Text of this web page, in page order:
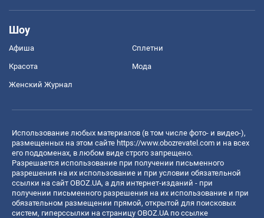
Шоу
Афиша Сплетни
Красота Мода
Женский Журнал
Использование любых материалов (в том числе фото- и видео-),
размещенных на этом сайте https://www.obozrevatel.com и на всех
его поддоменах, в любом виде строго запрещено.
Разрешается использование при получении письменного
разрешения на их использование и при условии обязательной
ссылки на сайт OBOZ.UA, а для интернет-изданий - при
получении письменного разрешения на их использование и при
обязательном размещении прямой, открытой для поисковых
систем, гиперссылки на страницу OBOZ.UA по ссылке